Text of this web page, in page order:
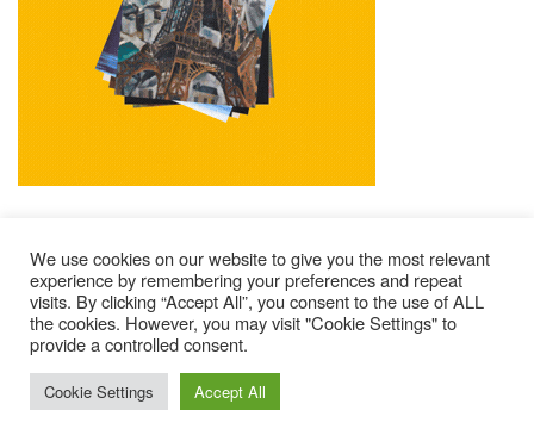
Mentions Légales Contacts
Où Trouver Poly ?
Lire Les Anciens N°
S’abonner À Poly
© 2025 – Magazine Poly – BKN
We use cookies on our website to give you the most relevant
experience by remembering your preferences and repeat
visits. By clicking “Accept All”, you consent to the use of ALL
the cookies. However, you may visit "Cookie Settings" to
provide a controlled consent.
Cookie Settings Accept All